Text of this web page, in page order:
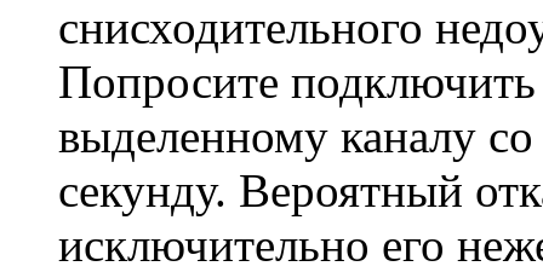
снисходительного
Попросите
выделенному каналу
секунду. Вероятный
исключительно его